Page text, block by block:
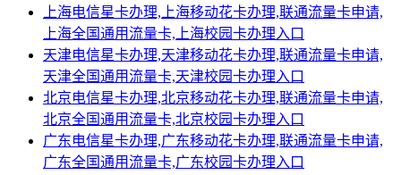
上海电信星卡办理,上海移动花卡办理,联通流量卡申请,
上海全国通用流量卡,上海校园卡办理入口
天津电信星卡办理,天津移动花卡办理,联通流量卡申请,
天津全国通用流量卡,天津校园卡办理入口
北京电信星卡办理,北京移动花卡办理,联通流量卡申请,
北京全国通用流量卡,北京校园卡办理入口
广东电信星卡办理,广东移动花卡办理,联通流量卡申请,
广东全国通用流量卡,广东校园卡办理入口